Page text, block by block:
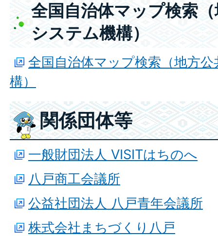
全国自治体マップ検索
システム機構）
全国自治体マップ検索（地方
構）
関係団体等
一般財団法人 VISITはちのへ
八戸商工会議所
公益社団法人 八戸青年会議所
株式会社まちづくり八戸